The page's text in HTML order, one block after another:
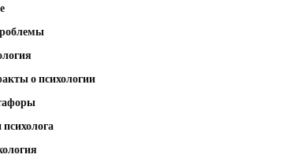
о психологии